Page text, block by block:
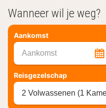
Wanneer wil je weg?
Aankomst
Aankomst
Reisgezelschap
2 Volwassenen (1